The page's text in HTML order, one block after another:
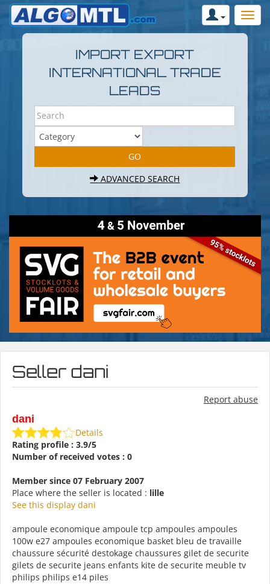
IMPORT EXPORT
INTERNATIONAL TRADE
LEADS
ADVANCED SEARCH
Seller dani
Report abuse
dani
Details
Rating profile : 3.9/5
Number of received votes : 0
Member since 07 February 2007
Place where the seller is located : lille
See this display dani
ampoule economique ampoule tcp ampoules ampoules
100w e27 ampoules economique basket bleu de travaille
chaussure sécurité destokage chaussures gilet de securite
gilets de securite jeans enfants kite de securite meuble tv
philips philips e14 piles